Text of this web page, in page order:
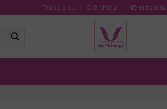
Trang chủ Giới thiệu Nệm cao su